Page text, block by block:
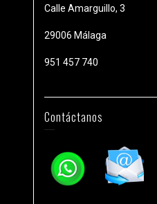
Calle Amarguillo, 3
29006 Málaga
951 457 740
Contáctanos